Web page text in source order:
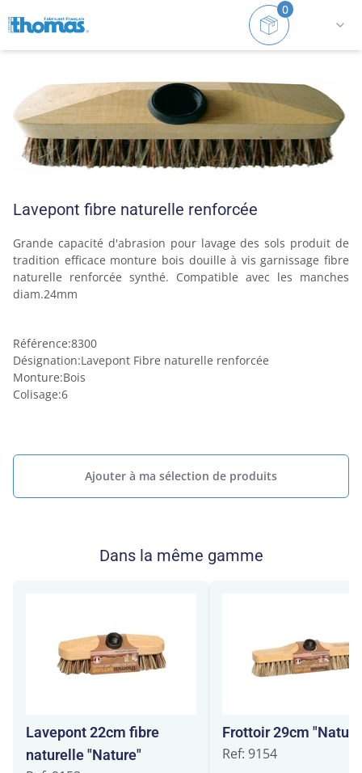
0
Accueil Toutes surfaces (frottoirs et laveponts)
Lavepont fibre naturelle renforcée
Grande capacité d'abrasion pour lavage des sols produit de
tradition efficace monture bois douille à vis garnissage fibre
naturelle renforcée synthé. Compatible avec les manches
diam.24mm
Référence:8300
Désignation:Lavepont Fibre naturelle renforcée
Monture:Bois
Colisage:6
Ajouter à ma sélection de produits
Dans la même gamme
Lavepont 22cm fibre
naturelle "Nature"
Frottoir 29cm
Ref: 9154